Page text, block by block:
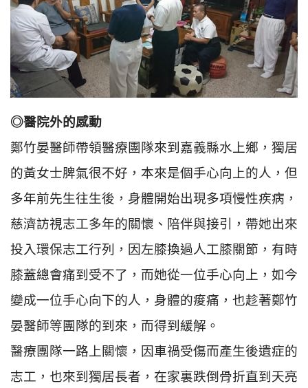
◎醫院外的感動
鄭竹晏醫師帶領醫療團隊來到嘉義縣水上鄉，獨居
的黃女士脾氣很不好，本來是個手心向上的人，但
多年前先生往生後，身體開始出現多項慢性疾病，
慈濟訪視志工多年的關懷、陪伴與接引，帶她出來
投入環保志工行列，因左膝換過人工膝關節，有時
膝蓋總會痛到受不了，而她從一位手心向上，如今
變成一位手心向下的人，身體的痠痛，也趁著鄭竹
晏醫師等團隊的到來，而得到緩解。
醫療團隊一路上關懷，因車禍受傷而產生後遺症的
志工，也來到獨居長者，在家裏跌倒骨折直到天亮